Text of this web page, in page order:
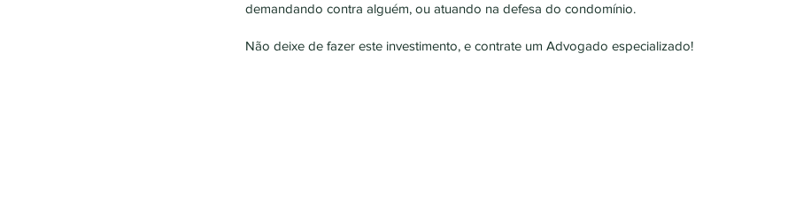
demandando contra alguém, ou atuando na defesa do condomínio.
Não deixe de fazer este investimento, e contrate um Advogado especializado!